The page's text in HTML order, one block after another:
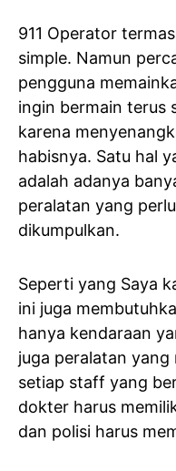
911 Operator
simple. Namun
pengguna
ingin bermain terus
karena
habisnya. Satu hal
adalah adanya
peralatan yang
dikumpulkan.
Seperti yang Saya
ini juga
hanya kendaraan
juga peralatan
setiap staff yang
dokter harus
dan polisi harus